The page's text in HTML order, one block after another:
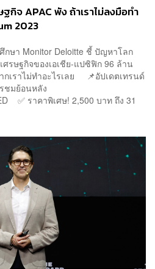
กิจ APAC พัง ถ้าเราไม่ลงมือทำ
2023
กษา Monitor Deloitte ชี้ ปัญหาโลก
ศรษฐกิจของเอเชีย-แปซิฟิก 96 ล้าน
เราไม่ทำอะไรเลย 📌อัปเดตเทรนด์
ชมย้อนหลัง
✅ ราคาพิเศษ! 2,500 บาท ถึง 31